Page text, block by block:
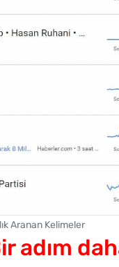
Aranan Kelimeler
adım